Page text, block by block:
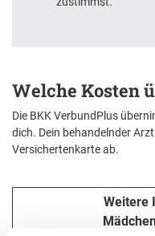
Welche Kosten
Die BKK VerbundPlus
dich. Dein behandelnder
Versichertenkarte ab.
Weitere